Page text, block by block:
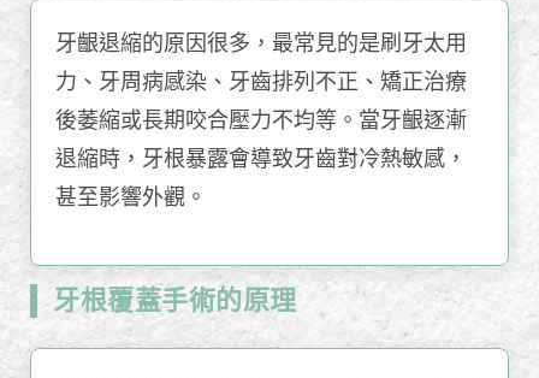
牙齦退縮的原因很多，最常見的是刷牙太用
力、牙周病感染、牙齒排列不正、矯正治療
後萎縮或長期咬合壓力不均等。當牙齦逐漸
退縮時，牙根暴露會導致牙齒對冷熱敏感，
甚至影響外觀。
牙根覆蓋手術的原理